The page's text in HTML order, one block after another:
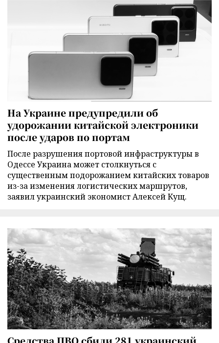
На Украине предупредили об
удорожании китайской электроники
после ударов по портам
После разрушения портовой инфраструктуры в
Одессе Украина может столкнуться с
существенным подорожанием китайских товаров
из-за изменения логистических маршрутов,
заявил украинский экономист Алексей Кущ.